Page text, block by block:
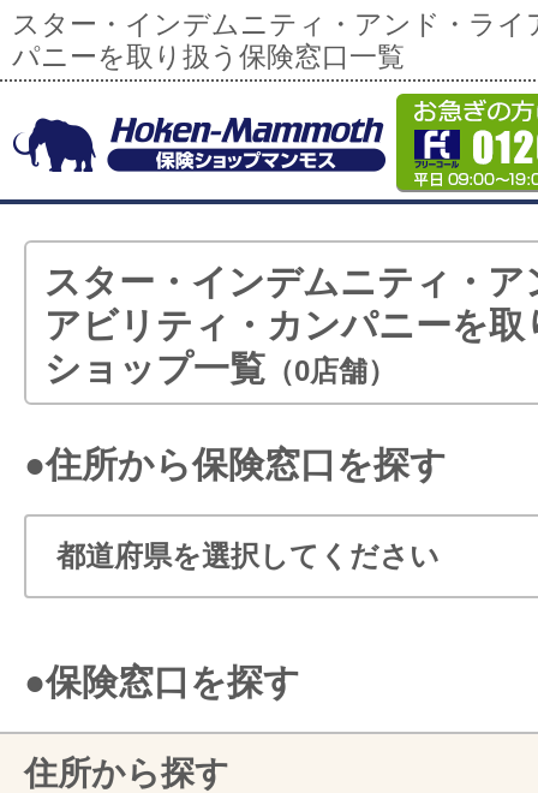
スター・インデムニティ・アンド・ラ
パニーを取り扱う保険窓口一覧
スター・インデムニティ・ア
アビリティ・カンパニーを取
ショップ一覧 （0店舗）
●住所から保険窓口を探す
●保険窓口を探す
住所から探す